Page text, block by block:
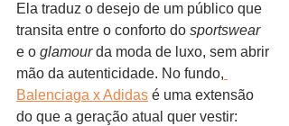
Ela traduz o desejo de um público que
transita entre o conforto do sportswear
e o glamour da moda de luxo, sem abrir
mão da autenticidade. No fundo,
Balenciaga x Adidas é uma extensão
do que a geração atual quer vestir: